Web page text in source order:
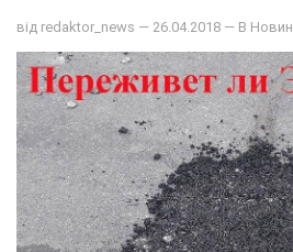
від redaktor_news — 26.04.2018 — В